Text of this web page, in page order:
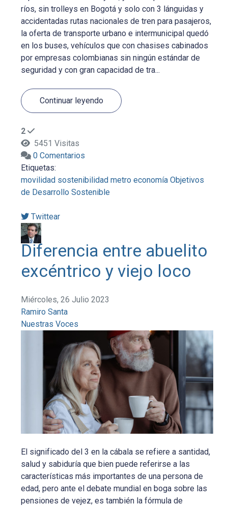
ríos, sin trolleys en Bogotá y solo con 3 lánguidas y
accidentadas rutas nacionales de tren para pasajeros,
la oferta de transporte urbano e intermunicipal quedó
en los buses, vehículos que con chasises cabinados
por empresas colombianas sin ningún estándar de
seguridad y con gran capacidad de tra...
Continuar leyendo
2
5451 Visitas
0 Comentarios
Etiquetas:
movilidad sostenibilidad metro economía Objetivos
de Desarrollo Sostenible
Twittear
Diferencia entre abuelito
excéntrico y viejo loco
Miércoles, 26 Julio 2023
Ramiro Santa
Nuestras Voces
El significado del 3 en la cábala se refiere a santidad,
salud y sabiduría que bien puede referirse a las
características más importantes de una persona de
edad, pero ante el debate mundial en boga sobre las
pensiones de vejez, es también la fórmula de